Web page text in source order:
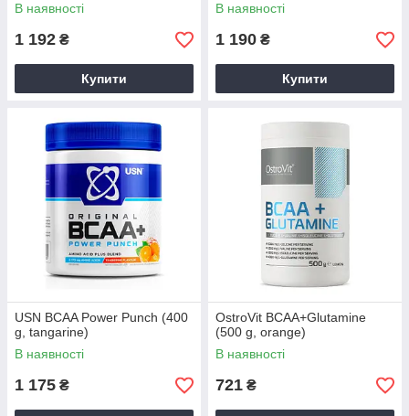
В наявності
1 192 ₴
Купити
В наявності
1 190 ₴
Купити
USN BCAA Power Punch (400
g, tangarine)
В наявності
1 175 ₴
OstroVit BCAA+Glutamine
(500 g, orange)
В наявності
721 ₴